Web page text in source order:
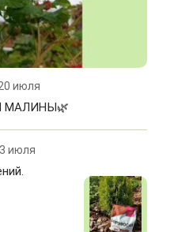
июля
МАЛИНЫ🌿
июля